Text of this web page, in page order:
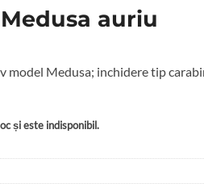
auriu
model Medusa; inchidere tip
și este indisponibil.